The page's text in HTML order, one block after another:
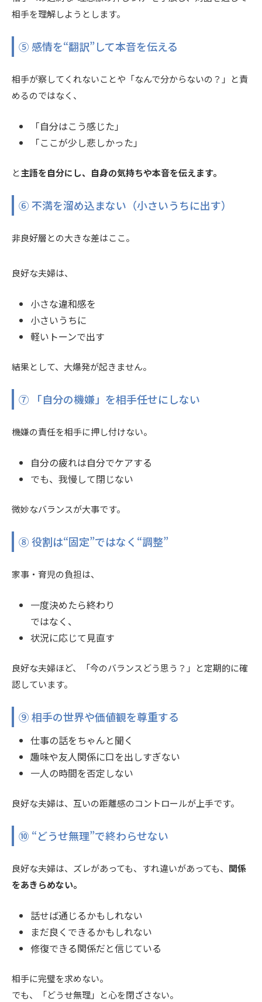
相手を理解しようとします。
⑤ 感情を“翻訳”して本音を伝える
相手が察してくれないことや「なんで分からないの？」と責
めるのではなく、
「自分はこう感じた」
「ここが少し悲しかった」
と主語を自分にし、自身の気持ちや本音を伝えます。
⑥ 不満を溜め込まない（小さいうちに出す）
非良好層との大きな差はここ。
良好な夫婦は、
小さな違和感を
小さいうちに
軽いトーンで出す
結果として、大爆発が起きません。
⑦ 「自分の機嫌」を相手任せにしない
機嫌の責任を相手に押し付けない。
自分の疲れは自分でケアする
でも、我慢して閉じない
微妙なバランスが大事です。
⑧ 役割は“固定”ではなく“調整”
家事・育児の負担は、
一度決めたら終わり
ではなく、
状況に応じて見直す
良好な夫婦ほど、「今のバランスどう思う？」と定期的に確
認しています。
⑨ 相手の世界や価値観を尊重する
仕事の話をちゃんと聞く
趣味や友人関係に口を出しすぎない
一人の時間を否定しない
良好な夫婦は、互いの距離感のコントロールが上手です。
⑩ “どうせ無理”で終わらせない
良好な夫婦は、ズレがあっても、すれ違いがあっても、 関係
をあきらめない。
話せば通じるかもしれない
まだ良くできるかもしれない
修復できる関係だと信じている
相手に完璧を求めない。
でも、「どうせ無理」と心を閉ざさない。